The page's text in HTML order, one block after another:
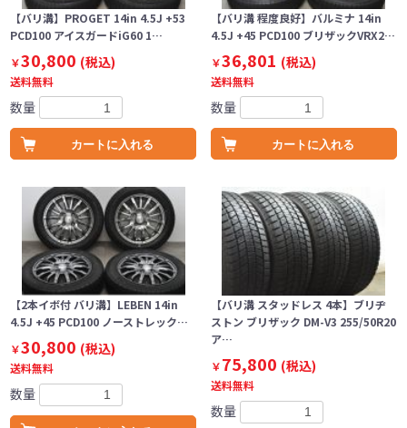
【バリ溝】PROGET 14in 4.5J +53
PCD100 アイスガードiG60 1…
￥30,800 (税込)
送料無料
数量
カートに入れる
【バリ溝 程度良好】バルミナ 14in
4.5J +45 PCD100 ブリザックVRX2…
￥36,801 (税込)
送料無料
数量
カートに入れる
【2本イボ付 バリ溝】LEBEN 14in
4.5J +45 PCD100 ノーストレック…
￥30,800 (税込)
送料無料
数量
【バリ溝 スタッドレス 4本】ブリヂ
ストン ブリザック DM-V3 255/50R20
ア…
￥75,800 (税込)
送料無料
数量